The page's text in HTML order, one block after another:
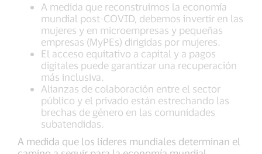
A medida que reconstruimos la economía
mundial post-COVID, debemos invertir en las
mujeres y en microempresas y pequeñas
empresas (MyPEs) dirigidas por mujeres.
El acceso equitativo a capital y a pagos
digitales puede garantizar una recuperación
más inclusiva.
Alianzas de colaboración entre el sector
público y el privado están estrechando las
brechas de género en las comunidades
subatendidas.
A medida que los líderes mundiales determinan el